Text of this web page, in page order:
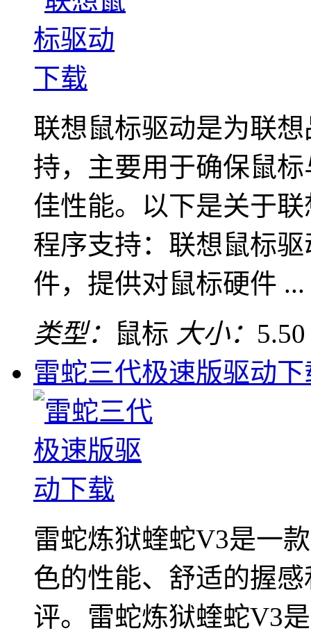
联想鼠标驱动是为联
持，主要用于确保鼠
佳性能。以下是关于
程序支持：联想鼠标
件，提供对鼠标硬件 ...
类型： 鼠标 大小：
雷蛇三代极速版驱动下
雷蛇炼狱蝰蛇V3是一
色的性能、舒适的握
评。雷蛇炼狱蝰蛇V3